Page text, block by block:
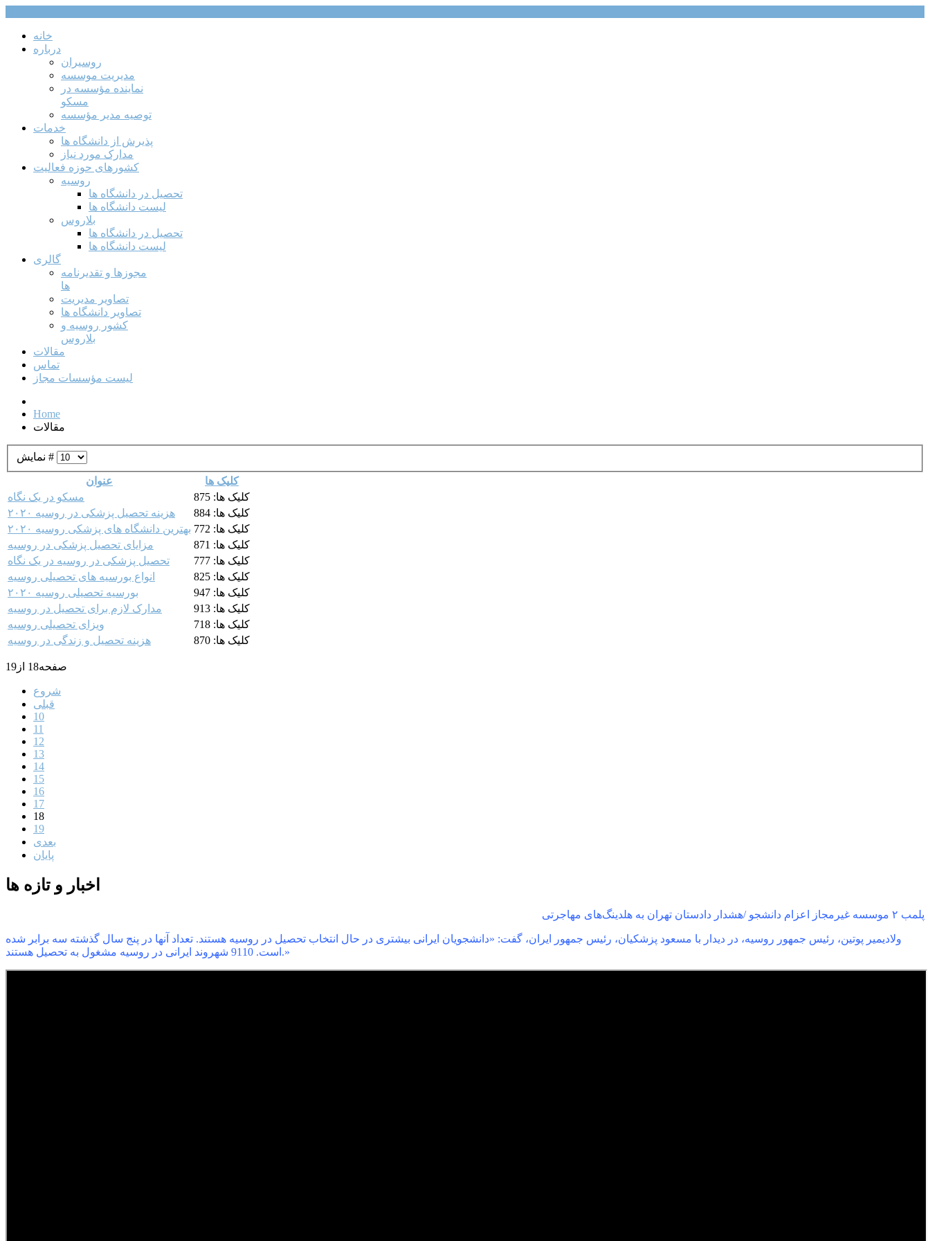
خانه
درباره
روسیران
مدیریت موسسه
نماینده مؤسسه در
مسکو
توصیه مدیر مؤسسه
خدمات
پذیرش از دانشگاه ها
مدارک مورد نیاز
کشورهای حوزه فعالیت
روسیه
تحصیل در دانشگاه ها
لیست دانشگاه ها
بلاروس
تحصیل در دانشگاه ها
لیست دانشگاه ها
گالری
مجوزها و تقدیرنامه
ها
تصاویر مدیریت
تصاویر دانشگاه ها
کشور روسیه و
بلاروس
مقالات
تماس
لیست مؤسسات مجاز
Home
مقالات
نمایش #
عنوان
کلیک ها
مسکو در یک نگاه
کلیک ها: 875
هزینه تحصیل پزشکی در روسیه ۲۰۲۰
کلیک ها: 884
بهترین دانشگاه های پزشکی روسیه ۲۰۲۰
کلیک ها: 772
مزایای تحصیل پزشکی در روسیه
کلیک ها: 871
تحصیل پزشکی در روسیه در یک نگاه
کلیک ها: 777
انواع بورسیه های تحصیلی روسیه
کلیک ها: 825
بورسیه تحصیلی روسیه ۲۰۲۰
کلیک ها: 947
مدارک لازم برای تحصیل در روسیه
کلیک ها: 913
ویزای تحصیلی روسیه
کلیک ها: 718
هزینه تحصیل و زندگی در روسیه
کلیک ها: 870
صفحه18 از19
شروع
قبلی
10
11
12
13
14
15
16
17
18
19
بعدی
پایان
اخبار و تازه ها
پلمب ۲ موسسه غیرمجاز اعزام دانشجو /هشدار دادستان تهران به هلدینگ‌های مهاجرتی
ولادیمیر پوتین، رئیس جمهور روسیه، در دیدار با مسعود پزشکیان، رئیس جمهور ایران، گفت: «دانشجویان ایرانی بیشتری در حال انتخاب تحصیل در روسیه هستند. تعداد آنها در پنج سال گذشته سه برابر شده
است. 9110 شهروند ایرانی در روسیه مشغول به تحصیل هستند.»